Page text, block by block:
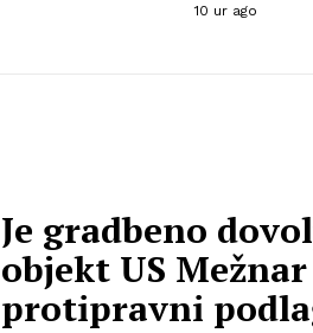
10 ur ago
Je gradbeno
objekt US
protipravni